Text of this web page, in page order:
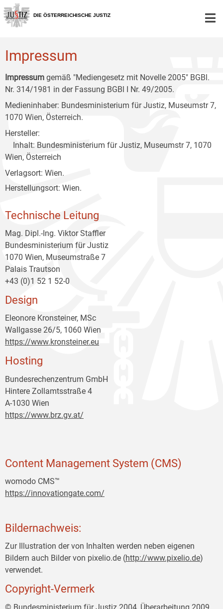
Zur
Hauptnavigation
[1]
Zum
Inhalt
[2]
Zum
Untermenü
[3]
DIE ÖSTERREICHISCHE JUSTIZ
Impressum
Impressum gemäß "Mediengesetz mit Novelle 2005" BGBl.
Nr. 314/1981 in der Fassung BGBl I Nr. 49/2005.
Medieninhaber: Bundesministerium für Justiz, Museumstr 7,
1070 Wien, Österreich.
Hersteller:
Inhalt: Bundesministerium für Justiz, Museumstr 7, 1070
Wien, Österreich
Verlagsort: Wien.
Herstellungsort: Wien.
Technische Leitung
Mag. Dipl.-Ing. Viktor Staffler
Bundesministerium für Justiz
1070 Wien, Museumstraße 7
Palais Trautson
+43 (0)1 52 1 52-0
Design
Eleonore Kronsteiner, MSc
Wallgasse 26/5, 1060 Wien
https://www.kronsteiner.eu
Hosting
Bundesrechenzentrum GmbH
Hintere Zollamtsstraße 4
A-1030 Wien
https://www.brz.gv.at/
Content Management System (CMS)
womodo CMS™
https://innovationgate.com/
Bildernachweis:
Zur Illustration der von Inhalten werden neben eigenen
Bildern auch Bilder von pixelio.de (http://www.pixelio.de)
verwendet.
Copyright-Vermerk
© Bundesministerium für Justiz 2004, Überarbeitung 2009